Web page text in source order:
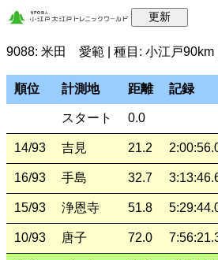
9088: 米田 愛範 | 種目: 小江戸90km
順位 計測地 距離 記録
スタート 0.0
14/93 吉見 21.2
16/93 手島 32.7
15/93 浄恩寺 51.8
10/93 唐子 72.0